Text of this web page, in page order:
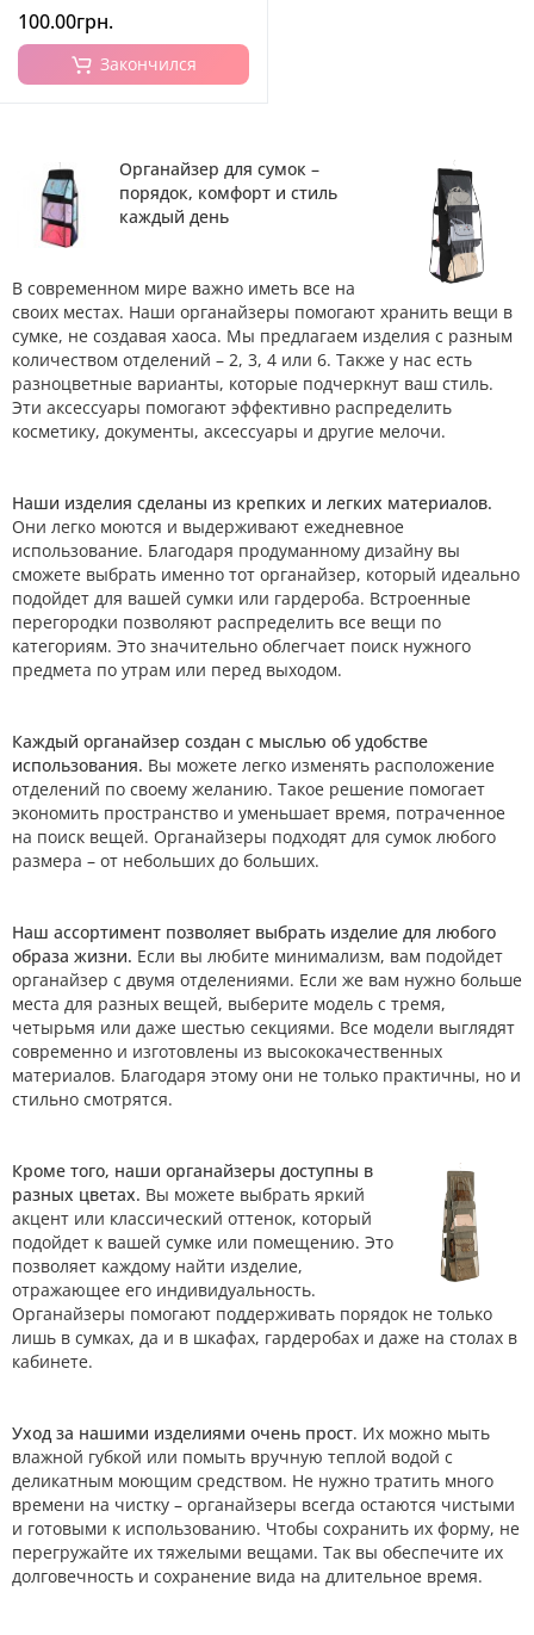
100.00грн.
Закончился
Органайзер для сумок –
порядок, комфорт и стиль
каждый день
В современном мире важно иметь все на
своих местах. Наши органайзеры помогают хранить вещи в
сумке, не создавая хаоса. Мы предлагаем изделия с разным
количеством отделений – 2, 3, 4 или 6. Также у нас есть
разноцветные варианты, которые подчеркнут ваш стиль.
Эти аксессуары помогают эффективно распределить
косметику, документы, аксессуары и другие мелочи.
Наши изделия сделаны из крепких и легких материалов.
Они легко моются и выдерживают ежедневное
использование. Благодаря продуманному дизайну вы
сможете выбрать именно тот органайзер, который идеально
подойдет для вашей сумки или гардероба. Встроенные
перегородки позволяют распределить все вещи по
категориям. Это значительно облегчает поиск нужного
предмета по утрам или перед выходом.
Каждый органайзер создан с мыслью об удобстве
использования. Вы можете легко изменять расположение
отделений по своему желанию. Такое решение помогает
экономить пространство и уменьшает время, потраченное
на поиск вещей. Органайзеры подходят для сумок любого
размера – от небольших до больших.
Наш ассортимент позволяет выбрать изделие для любого
образа жизни. Если вы любите минимализм, вам подойдет
органайзер с двумя отделениями. Если же вам нужно больше
места для разных вещей, выберите модель с тремя,
четырьмя или даже шестью секциями. Все модели выглядят
современно и изготовлены из высококачественных
материалов. Благодаря этому они не только практичны, но и
стильно смотрятся.
Кроме того, наши органайзеры доступны в
разных цветах. Вы можете выбрать яркий
акцент или классический оттенок, который
подойдет к вашей сумке или помещению. Это
позволяет каждому найти изделие,
отражающее его индивидуальность.
Органайзеры помогают поддерживать порядок не только
лишь в сумках, да и в шкафах, гардеробах и даже на столах в
кабинете.
Уход за нашими изделиями очень прост. Их можно мыть
влажной губкой или помыть вручную теплой водой с
деликатным моющим средством. Не нужно тратить много
времени на чистку – органайзеры всегда остаются чистыми
и готовыми к использованию. Чтобы сохранить их форму, не
перегружайте их тяжелыми вещами. Так вы обеспечите их
долговечность и сохранение вида на длительное время.